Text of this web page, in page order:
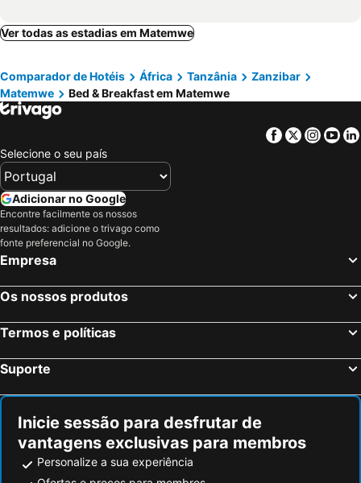
Ver todas as estadias em Matemwe
Comparador de Hotéis África Tanzânia
Zanzibar
Matemwe
Bed & Breakfast em Matemwe
Facebook
Twitter
Selecione o seu país
Adicionar no Google
Encontre facilmente os nossos
resultados: adicione o trivago como
fonte preferencial no Google.
Empresa
Os nossos produtos
Termos e políticas
Suporte
Inicie sessão para desfrutar de
vantagens exclusivas para membros
Personalize a sua experiência